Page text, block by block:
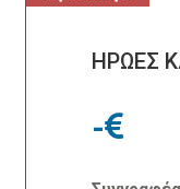
ΗΡΩΕΣ
-